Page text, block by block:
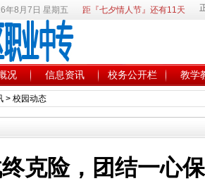
年8月7日 星期五 距『七夕情人节』还有11天
况 信息资讯 校务公开栏 教学
> 校园动态
终克险，团结一